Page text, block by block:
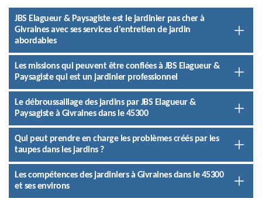
JBS Elagueur & Paysagiste est le jardinier pas cher à
Givraines avec ses services d'entretien de jardin
abordables
Les missions qui peuvent être confiées à JBS Elagueur &
Paysagiste qui est un jardinier professionnel
Le débroussaillage des jardins par JBS Elagueur &
Paysagiste à Givraines dans le 45300
Qui peut prendre en charge les problèmes créés par les
taupes dans les jardins ?
Les compétences des jardiniers à Givraines dans le 45300
et ses environs